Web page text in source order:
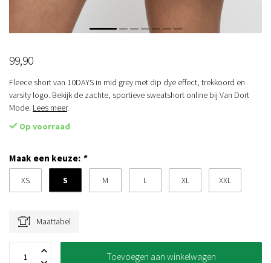
99,90
Fleece short van 10DAYS in mid grey met dip dye effect, trekkoord en
varsity logo. Bekijk de zachte, sportieve sweatshort online bij Van Dort
Mode. Lees meer.
Op voorraad
Maak een keuze: *
XS S M L XL XXL
Maattabel
Toevoegen aan winkelwagen